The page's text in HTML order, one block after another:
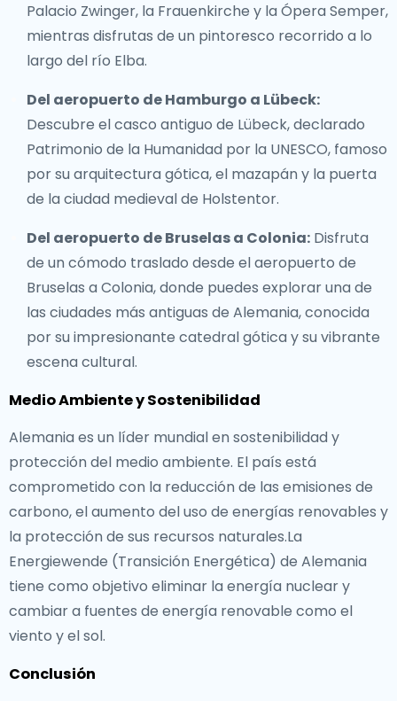
Palacio Zwinger, la Frauenkirche y la Ópera Semper,
mientras disfrutas de un pintoresco recorrido a lo
largo del río Elba.
Del aeropuerto de Hamburgo a Lübeck:
Descubre el casco antiguo de Lübeck, declarado
Patrimonio de la Humanidad por la UNESCO, famoso
por su arquitectura gótica, el mazapán y la puerta
de la ciudad medieval de Holstentor.
Del aeropuerto de Bruselas a Colonia: Disfruta
de un cómodo traslado desde el aeropuerto de
Bruselas a Colonia, donde puedes explorar una de
las ciudades más antiguas de Alemania, conocida
por su impresionante catedral gótica y su vibrante
escena cultural.
Medio Ambiente y Sostenibilidad
Alemania es un líder mundial en sostenibilidad y
protección del medio ambiente. El país está
comprometido con la reducción de las emisiones de
carbono, el aumento del uso de energías renovables y
la protección de sus recursos naturales.La
Energiewende (Transición Energética) de Alemania
tiene como objetivo eliminar la energía nuclear y
cambiar a fuentes de energía renovable como el
viento y el sol.
Conclusión